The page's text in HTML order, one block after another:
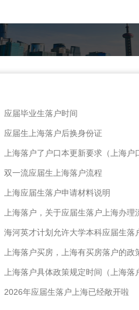
应届毕业生落户时间
应届生上海落户后换身份证
上海落户了户口本更新要求（上海户
双一流应届生上海落户流程
上海应届生落户申请材料说明
上海落户，关于应届生落户上海办理
海河英才计划允许大学本科应届生落
上海落户买房，上海有买房落户的政
上海落户具体政策规定时间（上海落
2026年应届生落户上海已经敞开啦